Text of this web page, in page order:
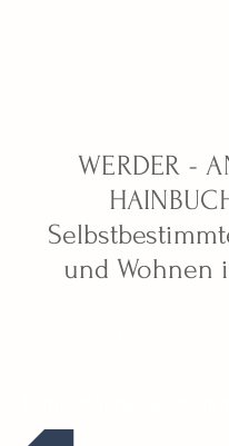
WERDER -
und Wohnen
ZUM